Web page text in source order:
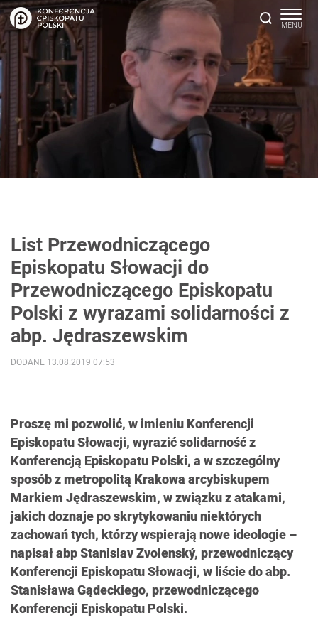
List Przewodniczącego
Episkopatu Słowacji do
Przewodniczącego Episkopatu
Polski z wyrazami solidarności z
abp. Jędraszewskim
Proszę mi pozwolić, w imieniu Konferencji
Episkopatu Słowacji, wyrazić solidarność z
Konferencją Episkopatu Polski, a w szczególny
sposób z metropolitą Krakowa arcybiskupem
Markiem Jędraszewskim, w związku z atakami,
jakich doznaje po skrytykowaniu niektórych
zachowań tych, którzy wspierają nowe ideologie –
napisał abp Stanislav Zvolenský, przewodniczący
Konferencji Episkopatu Słowacji, w liście do abp.
Stanisława Gądeckiego, przewodniczącego
Konferencji Episkopatu Polski.
DODANE 13.08.2019 07:53